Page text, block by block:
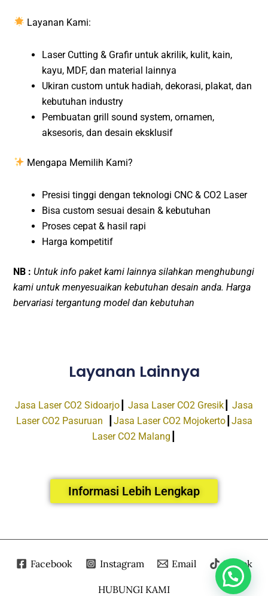
Layanan Kami:
Laser Cutting & Grafir untuk akrilik, kulit, kain,
kayu, MDF, dan material lainnya
Ukiran custom untuk hadiah, dekorasi, plakat, dan
kebutuhan industry
Pembuatan grill sound system, ornamen,
aksesoris, dan desain eksklusif
Mengapa Memilih Kami?
Presisi tinggi dengan teknologi CNC & CO2 Laser
Bisa custom sesuai desain & kebutuhan
Proses cepat & hasil rapi
Harga kompetitif
NB : Untuk info paket kami lainnya silahkan menghubungi
kami untuk menyesuaikan kebutuhan desain anda. Harga
bervariasi tergantung model dan kebutuhan
Layanan Lainnya
Jasa Laser CO2 Sidoarjo Jasa Laser CO2 Gresik
Jasa
Laser CO2 Pasuruan
Jasa Laser CO2 Mojokerto┃ Jasa
Laser CO2 Malang
Informasi Lebih Lengkap
Facebook Instagram Email Tiktok
HUBUNGI KAMI